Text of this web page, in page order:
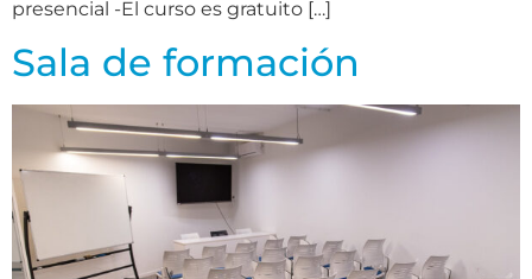
presencial -El curso es gratuito […]
Sala de formación